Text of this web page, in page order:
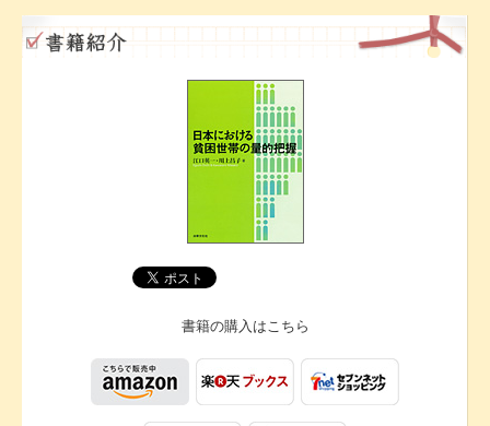
書籍の購入はこちら